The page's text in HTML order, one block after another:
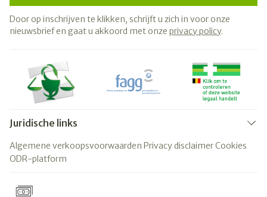
Door op inschrijven te klikken, schrijft u zich in voor onze
nieuwsbrief en gaat u akkoord met onze privacy policy.
Juridische links
Algemene verkoopsvoorwaarden Privacy disclaimerCookies
ODR-platform